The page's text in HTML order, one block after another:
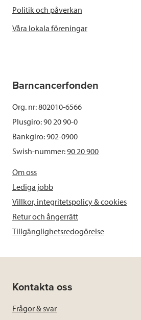
Politik och påverkan
Våra lokala föreningar
Barncancerfonden
Org. nr: 802010-6566
Plusgiro: 90 20 90-0
Bankgiro: 902-0900
Swish-nummer:90 20 900
Om oss
Lediga jobb
Villkor, integritetspolicy & cookies
Retur och ångerrätt
Tillgänglighetsredogörelse
Kontakta oss
Frågor & svar